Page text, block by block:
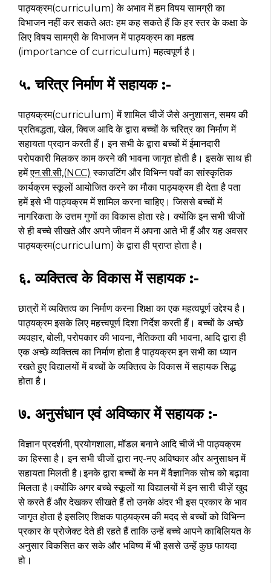
पाठ्यक्रम(curriculum) के अभाव में हम विषय सामग्री का
विभाजन नहीं कर सकते अतः हम कह सकते हैं कि हर स्तर के कक्षा के
लिए विषय सामग्री के विभाजन में पाठ्यक्रम का महत्व
(importance of curriculum) महत्वपूर्ण है।
५. चरित्र निर्माण में सहायक :-
पाठ्यक्रम(curriculum) में शामिल चीजें जैसे अनुशासन, समय की
प्रतिबद्धता, खेल, क्विज आदि के द्वारा बच्चों के चरित्र का निर्माण में
सहायता प्रदान करती हैं। इन सभी के द्वारा बच्चों में ईमानदारी
परोपकारी मिलकर काम करने की भावना जागृत होती है। इसके साथ ही
हमेंएन.सी.सी,(NCC) स्काउटिंग और विभिन्न पर्वों का सांस्कृतिक
कार्यक्रम स्कूलों आयोजित करने का मौका पाठ्यक्रम ही देता है पता
हमें इसे भी पाठ्यक्रम में शामिल करना चाहिए। जिससे बच्चों में
नागरिकता के उत्तम गुणों का विकास होता रहे। क्योंकि इन सभी चीजों
से ही बच्चे सीखते और अपने जीवन में अपना आते भी हैं और यह अवसर
पाठ्यक्रम(curriculum) के द्वारा ही प्राप्त होता है।
६. व्यक्तित्व के विकास में सहायक :-
छात्रों में व्यक्तित्व का निर्माण करना शिक्षा का एक महत्वपूर्ण उद्देश्य है।
पाठ्यक्रम इसके लिए महत्त्वपूर्ण दिशा निर्देश करती हैं। बच्चों के अच्छे
व्यवहार, बोली, परोपकार की भावना, नैतिकता की भावना, आदि द्वारा ही
एक अच्छे व्यक्तित्व का निर्माण होता है पाठ्यक्रम इन सभी का ध्यान
रखते हुए विद्यालयों में बच्चों के व्यक्तित्व के विकास में सहायक सिद्ध
होता है।
७. अनुसंधान एवं अविष्कार में सहायक :-
विज्ञान प्रदर्शनी, प्रयोगशाला, मॉडल बनाने आदि चीजें भी पाठ्यक्रम
का हिस्सा है। इन सभी चीजों द्वारा नए-नए अविष्कार और अनुसाधन में
सहायता मिलती है।इनके द्वारा बच्चों के मन में वैज्ञानिक सोच को बढ़ावा
मिलता है।क्योंकि अगर बच्चे स्कूलों या विद्यालयों में इन सारी चीज़ें खुद
से करते हैं और देखकर सीखते हैं तो उनके अंदर भी इस प्रकार के भाव
जागृत होता है इसलिए शिक्षक पाठ्यक्रम की मदद से बच्चों को विभिन्न
प्रकार के प्रोजेक्ट देते ही रहते हैं ताकि उन्हें बच्चे आपने काबिलियत के
अनुसार विकसित कर सके और भविष्य में भी इससे उन्हें कुछ फायदा
हो।